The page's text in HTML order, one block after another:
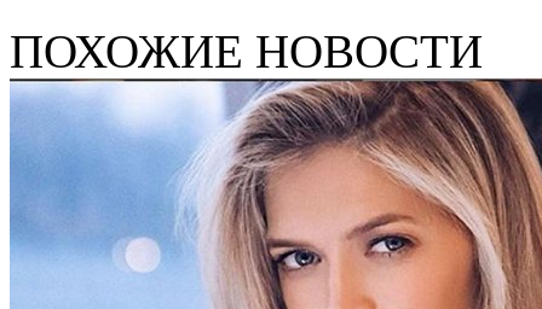
ПОХОЖИЕ НОВОСТИ